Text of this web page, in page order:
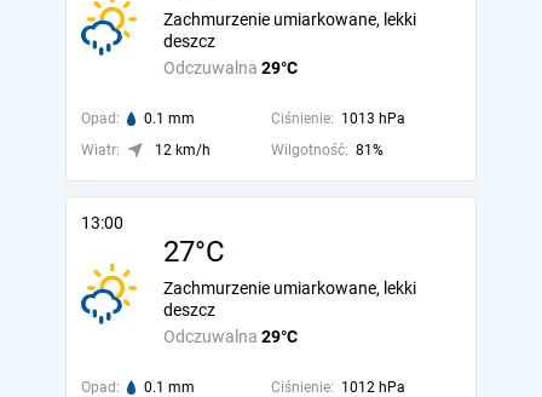
Odczuwalna 29°C
Zachmurzenie umiarkowane, lekki
deszcz
Opad: 0.1 mm Ciśnienie: 1013 hPa
Wiatr:
12 km/h Wilgotność: 81%
13:00
27°C
Odczuwalna 29°C
Zachmurzenie umiarkowane, lekki
deszcz
Opad: 0.1 mm Ciśnienie: 1012 hPa